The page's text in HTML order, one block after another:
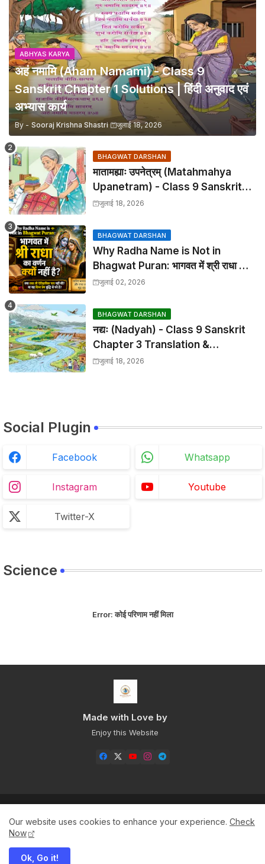
ABHYAS KARYA
अहं नमामि (Aham Namami) - Class 9
Sanskrit Chapter 1 Solutions | हिंदी अनुवाद एवं
अभ्यास कार्य
By - Sooraj Krishna Shastri जुलाई 18, 2026
BHAGWAT DARSHAN
मातामह्याः उपनेत्रम् (Matahmahya
Upanetram) - Class 9 Sanskrit
Chapter 2 Translation &
जुलाई 18, 2026
BHAGWAT DARSHAN
Why Radha Name is Not in
Bhagwat Puran: भागवत में श्री राधा का
वर्णन क्यों नहीं है?
जुलाई 02, 2026
BHAGWAT DARSHAN
नद्यः (Nadyah) - Class 9 Sanskrit
Chapter 3 Translation &
Solutions
जुलाई 18, 2026
Social Plugin
Facebook Whatsapp
Instagram Youtube
Twitter-X
Science
Error:कोई परिणाम नहीं मिला
Made with Love by
Enjoy this Website
Our website uses cookies to enhance your experience. Check
Now
Ok, Go it!